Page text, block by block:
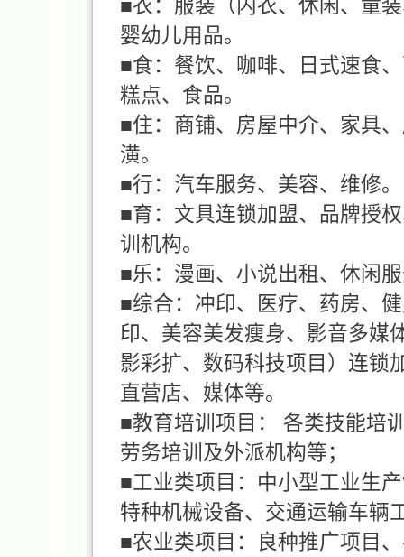
■衣：服装（内衣、休闲、童
婴幼儿用品。
■食：餐饮、咖啡、日式速食
糕点、食品。
■住：商铺、房屋中介、家具
潢。
■行：汽车服务、美容、维修。
■育：文具连锁加盟、品牌授
训机构。
■乐：漫画、小说出租、休闲
■综合：冲印、医疗、药房、
印、美容美发瘦身、影音多媒
影彩扩、数码科技项目）连锁
直营店、媒体等。
■教育培训项目： 各类技能培
劳务培训及外派机构等；
■工业类项目：中小型工业生
特种机械设备、交通运输车辆
■农业类项目：良种推广项目